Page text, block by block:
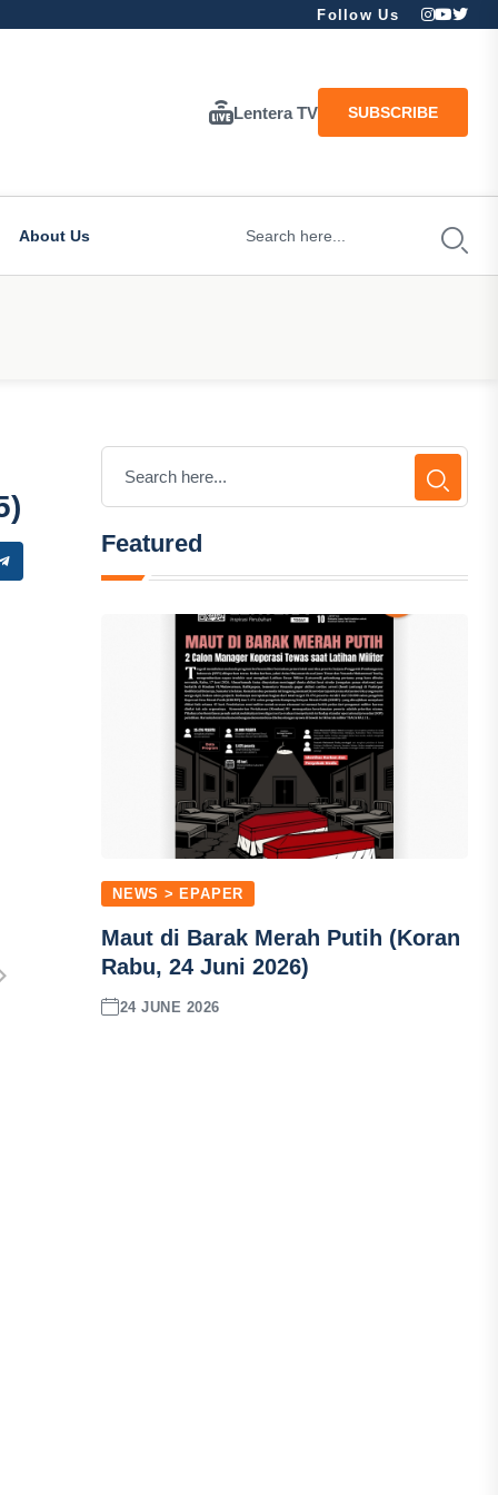
Follow Us
Lentera TV SUBSCRIBE
About Us
Featured
NEWS > EPAPER
Maut di Barak Merah Putih (Koran
Rabu, 24 Juni 2026)
24 JUNE 2026